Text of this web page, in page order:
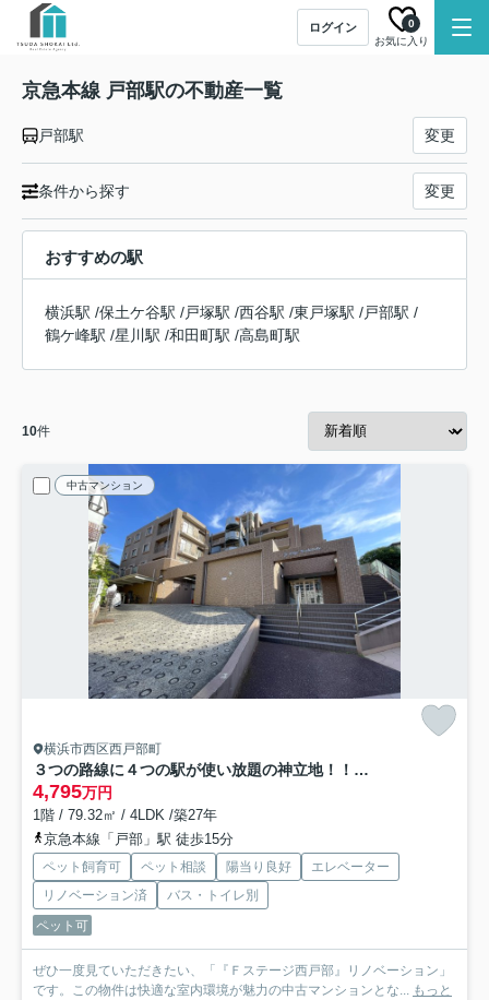
ログイン
お気に入り
0
京急本線 戸部駅の不動産一覧
戸部駅 変更
条件から探す 変更
おすすめの駅
横浜駅 /保土ケ谷駅 /戸塚駅 /西谷駅 /東戸塚駅 /戸部駅 /
鶴ケ峰駅 /星川駅 /和田町駅 /高島町駅
10件
中古マンション
横浜市西区西戸部町
３つの路線に４つの駅が使い放題の神立地！！玄関ライトが横浜と言うより横濱って感じで好き、、、見るだけタダ！！な、『Ｆステージ西戸部』リノベーション
4,795万円
1階 / 79.32㎡ / 4LDK /築27年
京急本線「戸部」駅 徒歩15分
ペット飼育可 ペット相談 陽当り良好
エレベーター
リノベーション済
バス・トイレ別
ペット可
ぜひ一度見ていただきたい、「『Ｆステージ西戸部』リノベーション」
です。この物件は快適な室内環境が魅力の中古マンションとな... もっと